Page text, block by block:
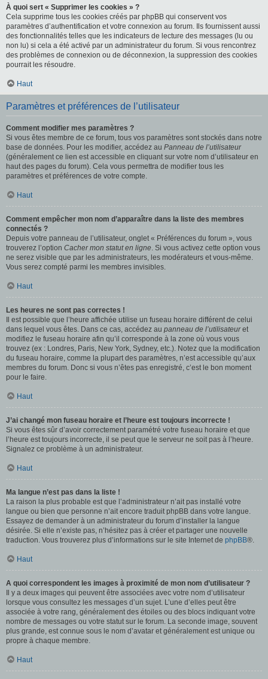
À quoi sert « Supprimer les cookies » ?
Cela supprime tous les cookies créés par phpBB qui conservent vos
paramètres d’authentification et votre connexion au forum. Ils fournissent aussi
des fonctionnalités telles que les indicateurs de lecture des messages (lu ou
non lu) si cela a été activé par un administrateur du forum. Si vous rencontrez
des problèmes de connexion ou de déconnexion, la suppression des cookies
pourrait les résoudre.
Haut
Paramètres et préférences de l’utilisateur
Comment modifier mes paramètres ?
Si vous êtes membre de ce forum, tous vos paramètres sont stockés dans notre
base de données. Pour les modifier, accédez au Panneau de l’utilisateur
(généralement ce lien est accessible en cliquant sur votre nom d’utilisateur en
haut des pages du forum). Cela vous permettra de modifier tous les
paramètres et préférences de votre compte.
Haut
Comment empêcher mon nom d’apparaître dans la liste des membres
connectés ?
Depuis votre panneau de l’utilisateur, onglet « Préférences du forum », vous
trouverez l’option Cacher mon statut en ligne. Si vous activez cette option vous
ne serez visible que par les administrateurs, les modérateurs et vous-même.
Vous serez compté parmi les membres invisibles.
Haut
Les heures ne sont pas correctes !
Il est possible que l’heure affichée utilise un fuseau horaire différent de celui
dans lequel vous êtes. Dans ce cas, accédez au panneau de l’utilisateuret
modifiez le fuseau horaire afin qu’il corresponde à la zone où vous vous
trouvez (ex : Londres, Paris, New York, Sydney, etc.). Notez que la modification
du fuseau horaire, comme la plupart des paramètres, n’est accessible qu’aux
membres du forum. Donc si vous n’êtes pas enregistré, c’est le bon moment
pour le faire.
Haut
J’ai changé mon fuseau horaire et l’heure est toujours incorrecte !
Si vous êtes sûr d’avoir correctement paramétré votre fuseau horaire et que
l’heure est toujours incorrecte, il se peut que le serveur ne soit pas à l’heure.
Signalez ce problème à un administrateur.
Haut
Ma langue n’est pas dans la liste !
La raison la plus probable est que l’administrateur n’ait pas installé votre
langue ou bien que personne n’ait encore traduit phpBB dans votre langue.
Essayez de demander à un administrateur du forum d’installer la langue
désirée. Si elle n’existe pas, n’hésitez pas à créer et partager une nouvelle
traduction. Vous trouverez plus d’informations sur le site Internet de phpBB®.
Haut
A quoi correspondent les images à proximité de mon nom d’utilisateur ?
Il y a deux images qui peuvent être associées avec votre nom d’utilisateur
lorsque vous consultez les messages d’un sujet. L’une d’elles peut être
associée à votre rang, généralement des étoiles ou des blocs indiquant votre
nombre de messages ou votre statut sur le forum. La seconde image, souvent
plus grande, est connue sous le nom d’avatar et généralement est unique ou
propre à chaque membre.
Haut